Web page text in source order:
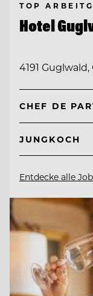
TOP
Hotel
4191
CHEF DE
JUNGKOCH
Entdecke alle